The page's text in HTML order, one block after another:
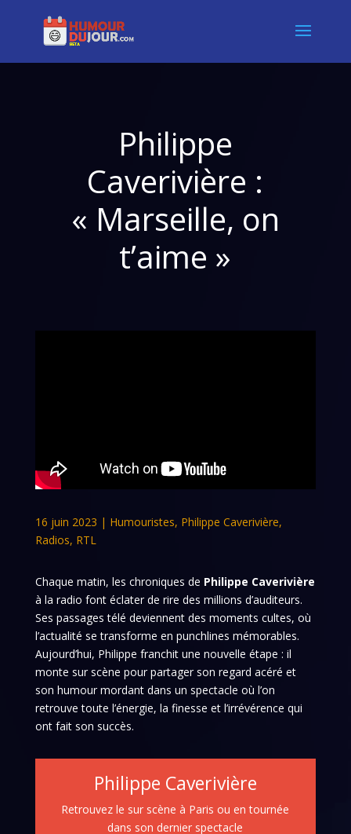
Philippe
Caverivière :
« Marseille, on
t’aime »
16 juin 2023 | Humouristes, Philippe Caverivière,
Radios, RTL
Chaque matin, les chroniques de Philippe Caverivière
à la radio font éclater de rire des millions d’auditeurs.
Ses passages télé deviennent des moments cultes, où
l’actualité se transforme en punchlines mémorables.
Aujourd’hui, Philippe franchit une nouvelle étape : il
monte sur scène pour partager son regard acéré et
son humour mordant dans un spectacle où l’on
retrouve toute l’énergie, la finesse et l’irrévérence qui
ont fait son succès.
Philippe Caverivière
Retrouvez le sur scène à Paris ou en tournée
dans son dernier spectacle